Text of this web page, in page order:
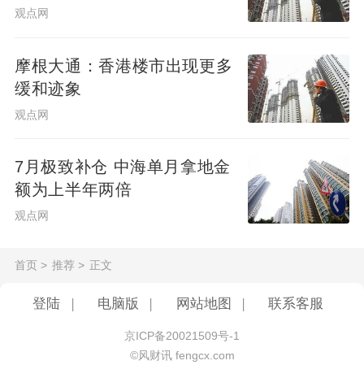
返还超过43亿美元资本。
观点网
摩根大通：香港楼市出现更多
缓和迹象
观点网
7月极致补仓 中海单月拿地金
额为上半年两倍
观点网
首页 > 推荐 > 正文
登陆 电脑版 网站地图 联系客服
京ICP备20021509号-1
©风财讯 fengcx.com